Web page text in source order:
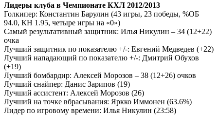
Лидеры клуба в Чемпионате КХЛ 2012/2013
Голкипер: Константин Барулин (43 игры, 23 победы, %ОБ
94.0, КН 1.95, четыре игры на «0»)
Самый результативный защитник: Илья Никулин – 34 (12+22)
очка
Лучший защитник по показателю +/-: Евгений Медведев (+22)
Лучший нападающий по показателю +/-: Дмитрий Обухов
(+19)
Лучший бомбардир: Алексей Морозов – 38 (12+26) очков
Лучший снайпер: Данис Зарипов (19)
Лучший ассистент: Алексей Морозов (26)
Лучший на точке вбрасывания: Яркко Иммонен (63.6%)
Лидер по игровому времени: Илья Никулин (23:58)